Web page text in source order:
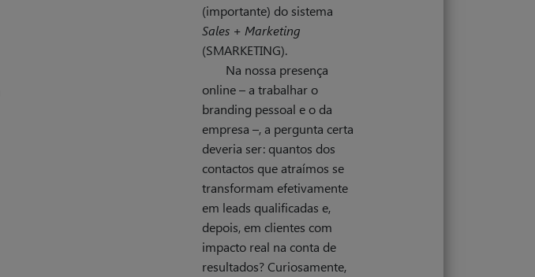
(importante) do sistema
Sales + Marketing
(SMARKETING).
Na nossa presença
online – a trabalhar o
branding pessoal e o da
empresa –, a pergunta certa
deveria ser: quantos dos
contactos que atraímos se
transformam efetivamente
em leads qualificadas e,
depois, em clientes com
impacto real na conta de
resultados? Curiosamente,